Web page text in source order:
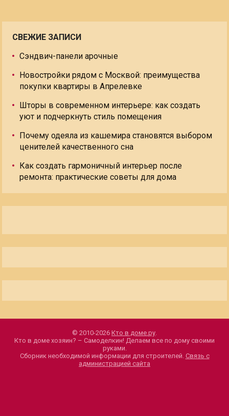
СВЕЖИЕ ЗАПИСИ
Сэндвич-панели арочные
Новостройки рядом с Москвой: преимущества
покупки квартиры в Апрелевке
Шторы в современном интерьере: как создать
уют и подчеркнуть стиль помещения
Почему одеяла из кашемира становятся выбором
ценителей качественного сна
Как создать гармоничный интерьер после
ремонта: практические советы для дома
© 2010-2026 Кто в доме.ру.
Кто в доме хозяин? – Самоделкин! Делаем все по дому своими
руками.
Сборник необходимой информации для строителей. Связь с
администрацией сайта